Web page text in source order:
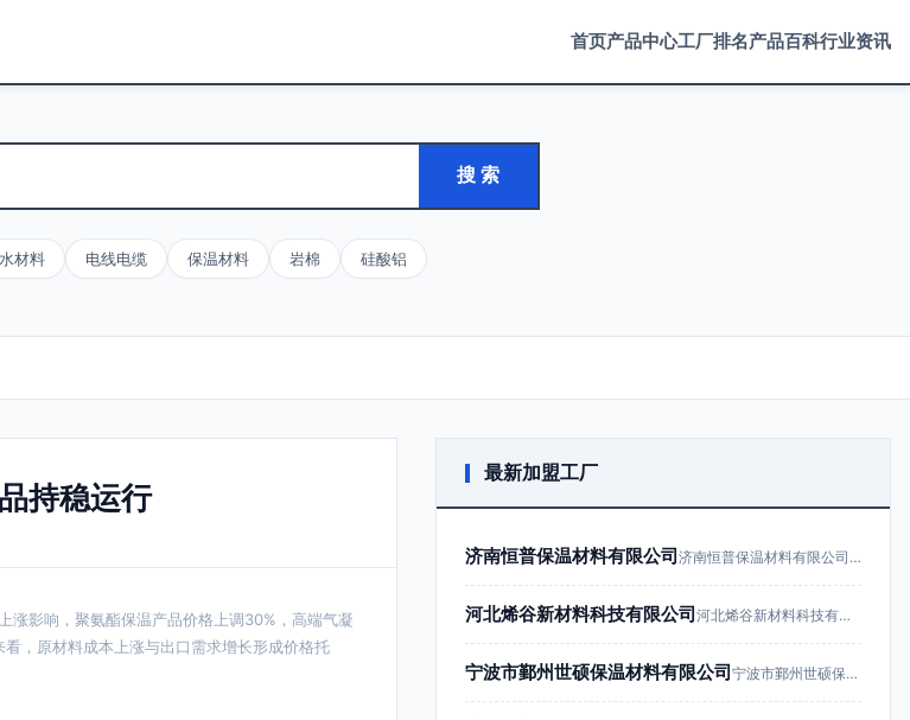
首页产品中心工厂排名产品百科行业资讯
搜 索
材料 电线电缆 保温材料 岩棉 硅酸铝
持稳运行
涨影响，聚氨酯保温产品价格上调30%，高端气凝
，原材料成本上涨与出口需求增长形成价格托
最新加盟工厂
济南恒普保温材料有限公司 济南恒普保温材料有限公司成立于201…
河北烯谷新材料科技有限公司 河北烯谷新材料科技有限公司成立于20…
宁波市鄞州世硕保温材料有限公司 宁波市鄞州世硕保温材料有限公司成立于…